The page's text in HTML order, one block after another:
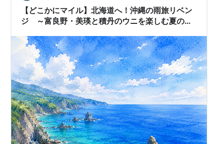
【どこかにマイル】北海道へ！沖縄の雨旅リベン
ジ ～富良野・美瑛と積丹のウニを楽しむ夏の弾